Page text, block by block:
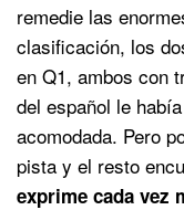
remedie las
clasificación, los
en Q1, ambos con
del español le
acomodada. Pero
pista y el resto
exprime cada vez